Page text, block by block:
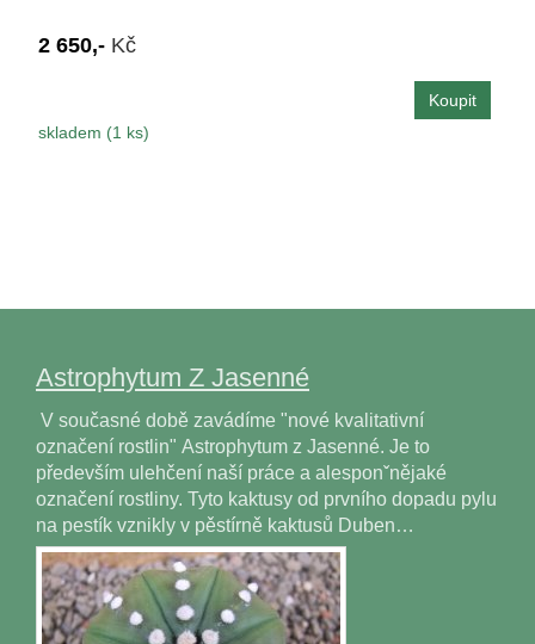
2 650,- Kč
skladem (1 ks)
Astrophytum Z Jasenné
V současné době zavádíme "nové kvalitativní
označení rostlin" Astrophytum z Jasenné. Je to
především ulehčení naší práce a alesponˇnějaké
označení rostliny. Tyto kaktusy od prvního dopadu pylu
na pestík vznikly v pěstírně kaktusů Duben…